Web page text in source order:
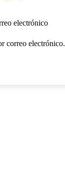
electrónico
correo electrónico.